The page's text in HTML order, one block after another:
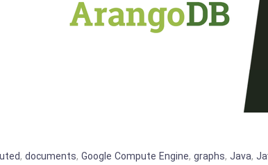
, documents, Google Compute Engine, graphs, Java,